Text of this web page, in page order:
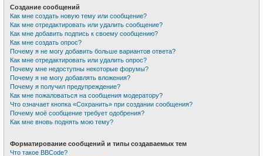
Создание сообщений
Как мне создать новую тему или сообщение?
Как мне отредактировать или удалить сообщение?
Как мне добавить подпись к своему сообщению?
Как мне создать опрос?
Почему я не могу добавить больше вариантов ответа?
Как мне отредактировать или удалить опрос?
Почему мне недоступны некоторые форумы?
Почему я не могу добавлять вложения?
Почему я получил предупреждение?
Как мне пожаловаться на сообщения модератору?
Что означает кнопка «Сохранить» при создании сообщения?
Почему моё сообщение требует одобрения?
Как мне вновь поднять мою тему?
Форматирование сообщений и типы создаваемых тем
Что такое BBCode?